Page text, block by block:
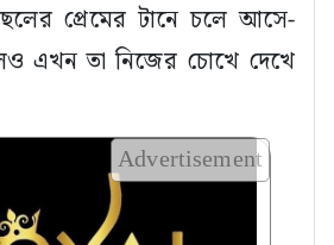
প্রেমের টানে চলে আসে-
এখন তা নিজের চোখে দেখে
Advertisement